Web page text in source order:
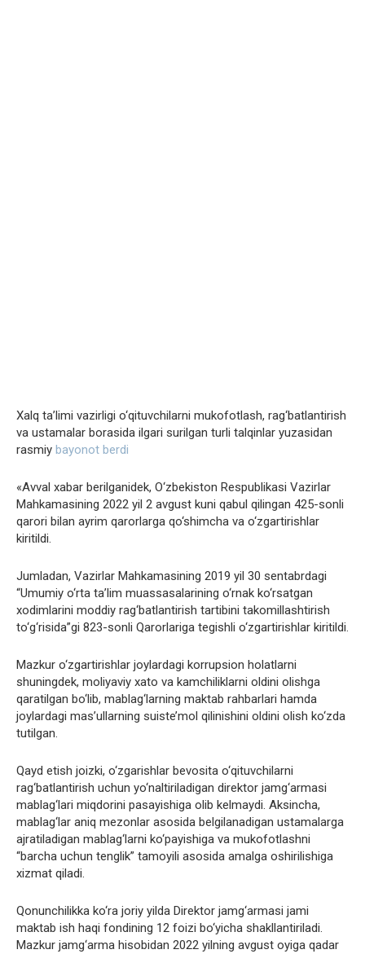
​​Xalq ta’limi vazirligi o‘qituvchilarni mukofotlash, rag‘batlantirish
va ustamalar borasida ilgari surilgan turli talqinlar yuzasidan
rasmiy bayonot berdi
«Avval xabar berilganidek, O‘zbekiston Respublikasi Vazirlar
Mahkamasining 2022 yil 2 avgust kuni qabul qilingan 425-sonli
qarori bilan ayrim qarorlarga qo‘shimcha va o‘zgartirishlar
kiritildi.
Jumladan, Vazirlar Mahkamasining 2019 yil 30 sentabrdagi
“Umumiy o‘rta ta’lim muassasalarining o‘rnak ko‘rsatgan
xodimlarini moddiy rag‘batlantirish tartibini takomillashtirish
to‘g‘risida”gi 823-sonli Qarorlariga tegishli o‘zgartirishlar kiritildi.
Mazkur o‘zgartirishlar joylardagi korrupsion holatlarni
shuningdek, moliyaviy xato va kamchiliklarni oldini olishga
qaratilgan bo‘lib, mablag‘larning maktab rahbarlari hamda
joylardagi mas’ullarning suiste’mol qilinishini oldini olish ko‘zda
tutilgan.
Qayd etish joizki, o‘zgarishlar bevosita o‘qituvchilarni
rag‘batlantirish uchun yo‘naltiriladigan direktor jamg‘armasi
mablag‘lari miqdorini pasayishiga olib kelmaydi. Aksincha,
mablag‘lar aniq mezonlar asosida belgilanadigan ustamalarga
ajratiladigan mablag‘larni ko‘payishiga va mukofotlashni
“barcha uchun tenglik” tamoyili asosida amalga oshirilishiga
xizmat qiladi.
Qonunchilikka ko‘ra joriy yilda Direktor jamg‘armasi jami
maktab ish haqi fondining 12 foizi bo‘yicha shakllantiriladi.
Mazkur jamg‘arma hisobidan 2022 yilning avgust oyiga qadar